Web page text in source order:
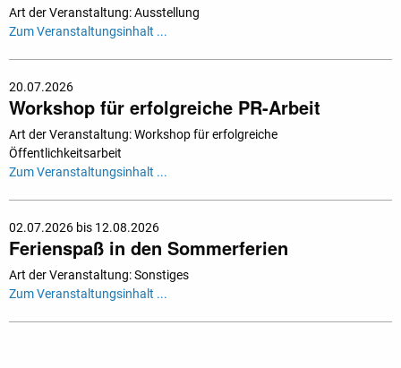
Art der Veranstaltung: Ausstellung
Zum Veranstaltungsinhalt ...
20.07.2026
Workshop für erfolgreiche PR-Arbeit
Art der Veranstaltung: Workshop für erfolgreiche
Öffentlichkeitsarbeit
Zum Veranstaltungsinhalt ...
02.07.2026 bis 12.08.2026
Ferienspaß in den Sommerferien
Art der Veranstaltung: Sonstiges
Zum Veranstaltungsinhalt ...